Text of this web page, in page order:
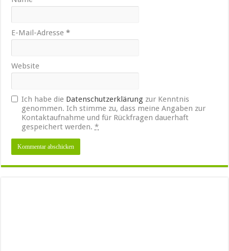
E-Mail-Adresse*
Website
Ich habe die Datenschutzerklärung zur Kenntnis
genommen. Ich stimme zu, dass meine Angaben zur
Kontaktaufnahme und für Rückfragen dauerhaft
gespeichert werden.*